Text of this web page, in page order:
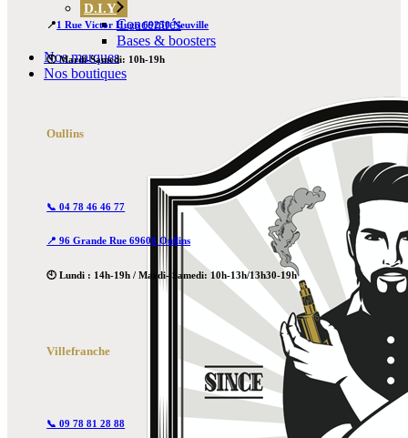
D.I.Y
Concentrés
Bases & boosters
Nos marques
Nos boutiques
📍1 Rue Victor Hugo 69250 Neuville
🕙 Mardi-Samedi: 10h-19h
Oullins
📞 04 78 46 46 77
📍 96 Grande Rue 69600 Oullins
🕙 Lundi : 14h-19h / Mardi- Samedi: 10h-13h/13h30-19h
Villefranche
📞 09 78 81 28 88